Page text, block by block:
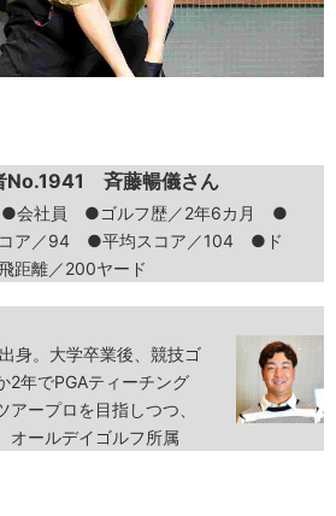
No.1941 斉藤暢儀さん
社員 ●ゴルフ歴／2年6カ月 ●
コア／94 ●平均スコア／104 ●ド
距離／200ヤード
身。大学卒業後、競技ゴ
2年でPGAティーチング
ープロを目指しつつ、
オールデイゴルフ所属